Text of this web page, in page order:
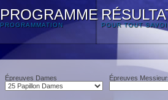
PROGRAMME
PROGRAMMATION POUR TOUT
Épreuves Dames Épreuves